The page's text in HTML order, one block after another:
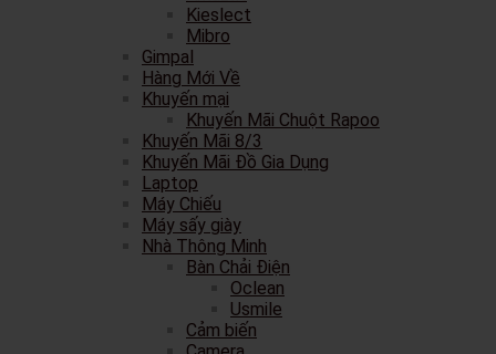
Kieslect
Mibro
Gimpal
Hàng Mới Về
Khuyến mại
Khuyến Mãi Chuột Rapoo
Khuyến Mãi 8/3
Khuyến Mãi Đồ Gia Dụng
Laptop
Máy Chiếu
Máy sấy giày
Nhà Thông Minh
Bàn Chải Điện
Oclean
Usmile
Cảm biến